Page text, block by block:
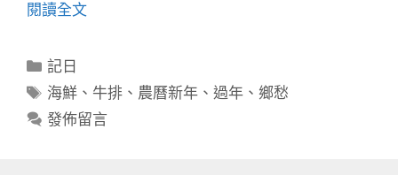
閱讀全文
分
類
記日
標
籤
海鮮 、 牛排 、 農曆新年 、過年 、鄉愁
發佈留言